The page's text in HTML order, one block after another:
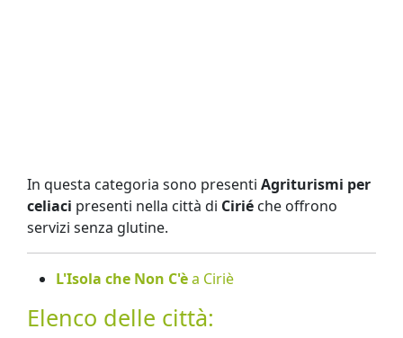
In questa categoria sono presenti Agriturismi per
celiaci presenti nella città di Cirié che offrono
servizi senza glutine.
L'Isola che Non C'èa Ciriè
Elenco delle città: